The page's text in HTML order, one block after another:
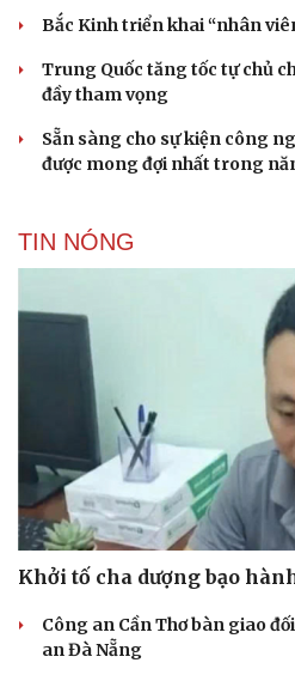
Bắc Kinh triển khai “nhân
Trung Quốc tăng tốc tự chủ
đầy tham vọng
Sẵn sàng cho sự kiện công
được mong đợi nhất trong
TIN NÓNG
Khởi tố cha dượng bạo
Công an Cần Thơ bàn giao
an Đà Nẵng